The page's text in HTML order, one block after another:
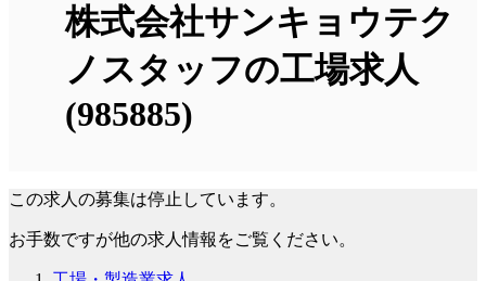
株式会社サンキョウテク
ノスタッフの工場求人
(985885)
この求人の募集は停止しています。
お手数ですが他の求人情報をご覧ください。